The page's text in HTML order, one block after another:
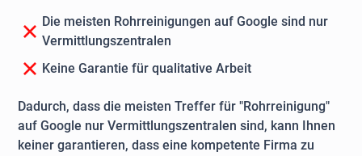
Die meisten Rohrreinigungen auf Google sind nur
Vermittlungszentralen
Keine Garantie für qualitative Arbeit
Dadurch, dass die meisten Treffer für "Rohrreinigung"
auf Google nur Vermittlungszentralen sind, kann Ihnen
keiner garantieren, dass eine kompetente Firma zu